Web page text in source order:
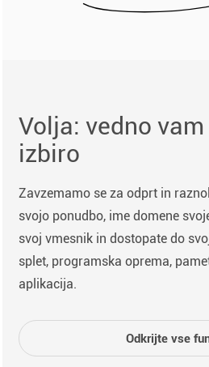
Volja: vedno
izbiro
Zavzemamo se za odprt in
svojo ponudbo, ime domene
svoj vmesnik in dostopate do
splet, programska oprema,
aplikacija.
Odkrijte vse